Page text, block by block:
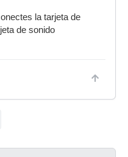
la tarjeta de
de sonido